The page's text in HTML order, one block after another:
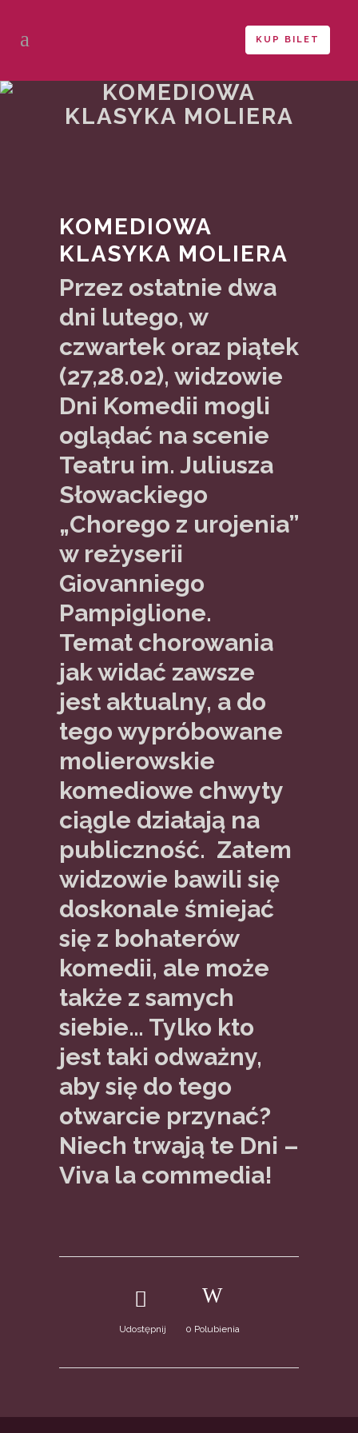
KUP BILET
KOMEDIOWA
KLASYKA MOLIERA
KOMEDIOWA
KLASYKA MOLIERA
Przez ostatnie dwa
dni lutego, w
czwartek oraz piątek
(27,28.02), widzowie
Dni Komedii mogli
oglądać na scenie
Teatru im. Juliusza
Słowackiego
„Chorego z urojenia”
w reżyserii
Giovanniego
Pampiglione.
Temat chorowania
jak widać zawsze
jest aktualny, a do
tego wypróbowane
molierowskie
komediowe chwyty
ciągle działają na
publiczność. Zatem
widzowie bawili się
doskonale śmiejać
się z bohaterów
komedii, ale może
także z samych
siebie… Tylko kto
jest taki odważny,
aby się do tego
otwarcie przynać?
Niech trwają te Dni –
Viva la commedia!
Udostępnij 0 Polubienia